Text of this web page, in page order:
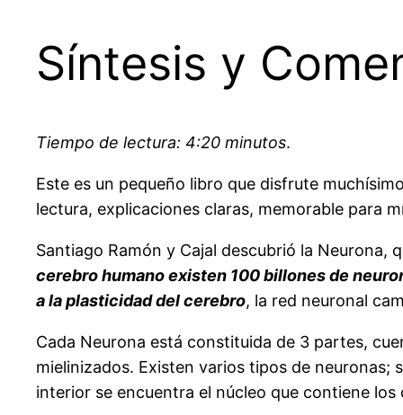
Síntesis y
Tiempo de lectura: 4:20 minutos.
Este es un pequeño libro que disfrute
lectura, explicaciones claras, memorable para
Santiago Ramón y Cajal descubrió la
cerebro humano existen 100 billones de
a la plasticidad del cerebro, la red neuronal
Cada Neurona está constituida de 3 partes,
mielinizados. Existen varios tipos de neuronas;
interior se encuentra el núcleo que contiene